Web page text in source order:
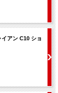
アン C10 ショ